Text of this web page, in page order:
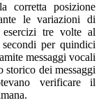
corretta posizione
le variazioni di
esercizi tre volte al
per quindici
messaggi vocali
dei messaggi
verificare il